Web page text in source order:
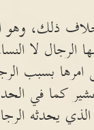
ذلك، وهو
الرجال لا
امرها بسبب
كما في
الذي يحدثه